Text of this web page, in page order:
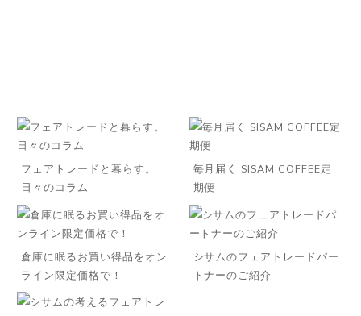
フェアトレードと暮らす。
日々のコラム
毎月届く SISAM COFFEE定
期便
倉庫に眠るお買い得品をオン
ライン限定価格で！
シサムのフェアトレードパー
トナーのご紹介